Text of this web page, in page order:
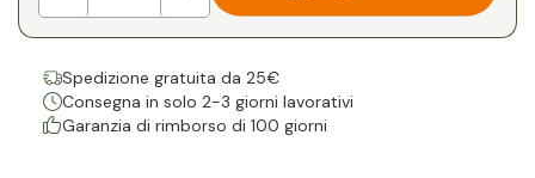
Spedizione gratuita da 25€
Consegna in solo 2-3 giorni lavorativi
Garanzia di rimborso di 100 giorni